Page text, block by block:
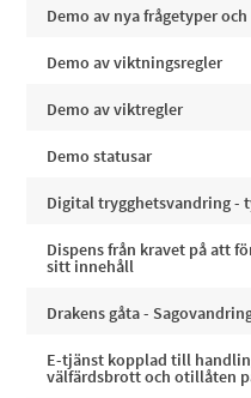
Demo av nya frågetyper
Demo av viktningsregler
Demo av viktregler
Demo statusar
Digital trygghetsvandring -
Dispens från kravet på att
sitt innehåll
Drakens gåta -
E-tjänst kopplad till
välfärdsbrott och otillåten